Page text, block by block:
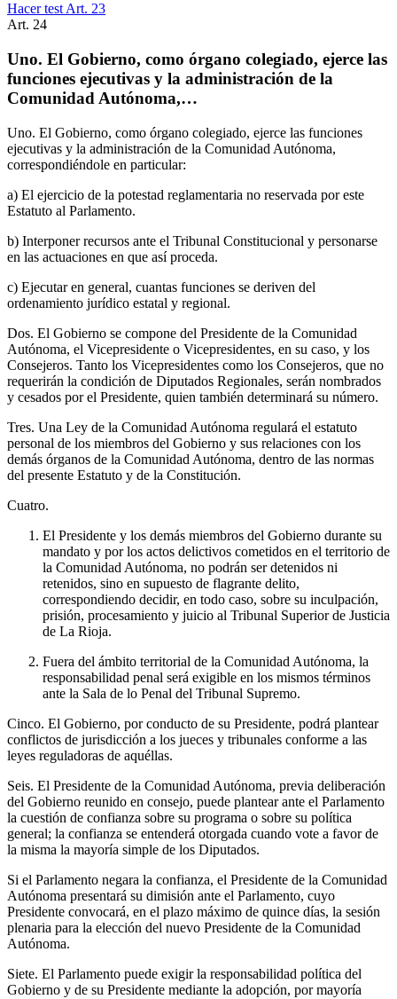
Hacer test Art. 23
Art. 24
Uno. El Gobierno, como órgano colegiado, ejerce las
funciones ejecutivas y la administración de la
Comunidad Autónoma,…
Uno. El Gobierno, como órgano colegiado, ejerce las funciones
ejecutivas y la administración de la Comunidad Autónoma,
correspondiéndole en particular:
a) El ejercicio de la potestad reglamentaria no reservada por este
Estatuto al Parlamento.
b) Interponer recursos ante el Tribunal Constitucional y personarse
en las actuaciones en que así proceda.
c) Ejecutar en general, cuantas funciones se deriven del
ordenamiento jurídico estatal y regional.
Dos. El Gobierno se compone del Presidente de la Comunidad
Autónoma, el Vicepresidente o Vicepresidentes, en su caso, y los
Consejeros. Tanto los Vicepresidentes como los Consejeros, que no
requerirán la condición de Diputados Regionales, serán nombrados
y cesados por el Presidente, quien también determinará su número.
Tres. Una Ley de la Comunidad Autónoma regulará el estatuto
personal de los miembros del Gobierno y sus relaciones con los
demás órganos de la Comunidad Autónoma, dentro de las normas
del presente Estatuto y de la Constitución.
Cuatro.
El Presidente y los demás miembros del Gobierno durante su
mandato y por los actos delictivos cometidos en el territorio de
la Comunidad Autónoma, no podrán ser detenidos ni
retenidos, sino en supuesto de flagrante delito,
correspondiendo decidir, en todo caso, sobre su inculpación,
prisión, procesamiento y juicio al Tribunal Superior de Justicia
de La Rioja.
Fuera del ámbito territorial de la Comunidad Autónoma, la
responsabilidad penal será exigible en los mismos términos
ante la Sala de lo Penal del Tribunal Supremo.
Cinco. El Gobierno, por conducto de su Presidente, podrá plantear
conflictos de jurisdicción a los jueces y tribunales conforme a las
leyes reguladoras de aquéllas.
Seis. El Presidente de la Comunidad Autónoma, previa deliberación
del Gobierno reunido en consejo, puede plantear ante el Parlamento
la cuestión de confianza sobre su programa o sobre su política
general; la confianza se entenderá otorgada cuando vote a favor de
la misma la mayoría simple de los Diputados.
Si el Parlamento negara la confianza, el Presidente de la Comunidad
Autónoma presentará su dimisión ante el Parlamento, cuyo
Presidente convocará, en el plazo máximo de quince días, la sesión
plenaria para la elección del nuevo Presidente de la Comunidad
Autónoma.
Siete. El Parlamento puede exigir la responsabilidad política del
Gobierno y de su Presidente mediante la adopción, por mayoría